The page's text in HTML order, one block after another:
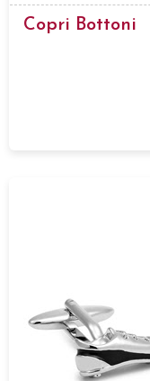
Copri Bottoni